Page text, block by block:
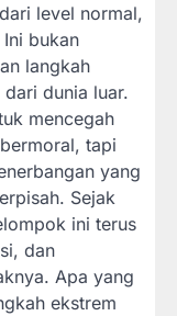
level normal,
bukan
langkah
dunia luar.
mencegah
tapi
yang
Sejak
ini terus
dan
Apa yang
ekstrem